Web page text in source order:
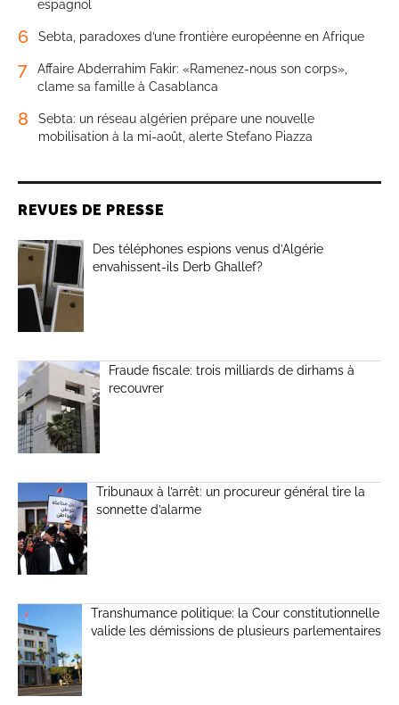
espagnol
6 Sebta, paradoxes d’une frontière européenne en Afrique
7
Affaire Abderrahim Fakir: «Ramenez-nous son corps»,
clame sa famille à Casablanca
8
Sebta: un réseau algérien prépare une nouvelle
mobilisation à la mi-août, alerte Stefano Piazza
REVUES DE PRESSE
Des téléphones espions venus d’Algérie
envahissent-ils Derb Ghallef?
Fraude fiscale: trois milliards de dirhams à
recouvrer
Tribunaux à l’arrêt: un procureur général tire la
sonnette d’alarme
Transhumance politique: la Cour constitutionnelle
valide les démissions de plusieurs parlementaires